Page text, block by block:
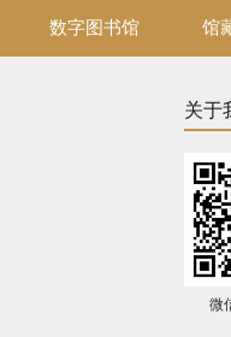
数字图书馆 馆
关于
微